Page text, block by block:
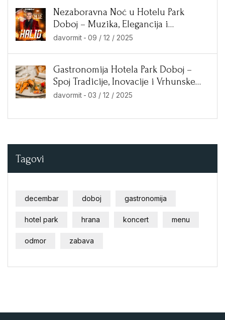
Nezaboravna Noć u Hotelu Park
Doboj – Muzika, Elegancija i
Ekskluzivne Ponude!
davormit - 09 / 12 / 2025
Gastronomija Hotela Park Doboj –
Spoj Tradicije, Inovacije i Vrhunske
Kuhinje
davormit - 03 / 12 / 2025
Tagovi
decembar doboj gastronomija
hotel park hrana koncert menu
odmor zabava